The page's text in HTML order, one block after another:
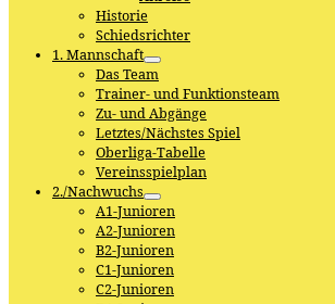
Historie
Schiedsrichter
1. Mannschaft
Das Team
Trainer- und Funktionsteam
Zu- und Abgänge
Letztes/Nächstes Spiel
Oberliga-Tabelle
Vereinsspielplan
2./Nachwuchs
A1-Junioren
A2-Junioren
B2-Junioren
C1-Junioren
C2-Junioren